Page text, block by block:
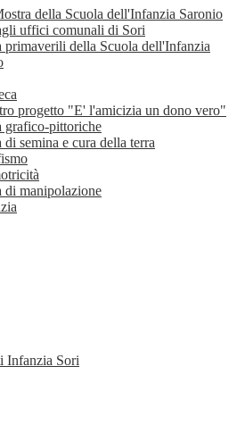
della Scuola dell'Infanzia Saronio
uffici comunali di Sori
primaverili della Scuola dell'Infanzia
progetto "E' l'amicizia un dono vero"
grafico-pittoriche
semina e cura della terra
di manipolazione
Infanzia Sori